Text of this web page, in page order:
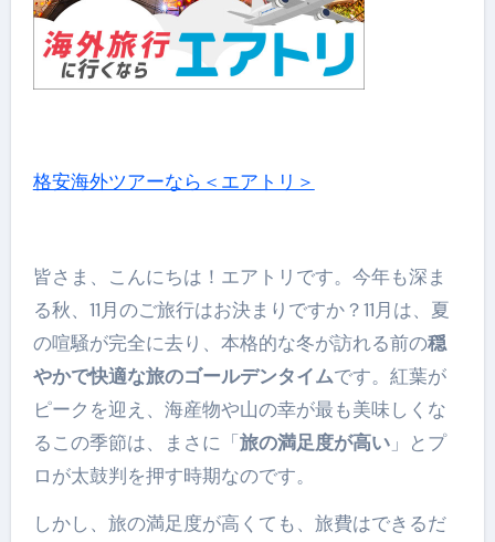
格安海外ツアーなら＜エアトリ＞
皆さま、こんにちは！エアトリです。今年も深ま
る秋、11月のご旅行はお決まりですか？11月は、夏
の喧騒が完全に去り、本格的な冬が訪れる前の穏
やかで快適な旅のゴールデンタイムです。紅葉が
ピークを迎え、海産物や山の幸が最も美味しくな
るこの季節は、まさに「旅の満足度が高い」とプ
ロが太鼓判を押す時期なのです。
しかし、旅の満足度が高くても、旅費はできるだ